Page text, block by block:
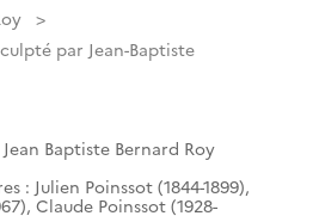
par Jean-Baptiste
Baptiste Bernard Roy
: Julien Poinssot (1844-1899),
Claude Poinssot (1928-